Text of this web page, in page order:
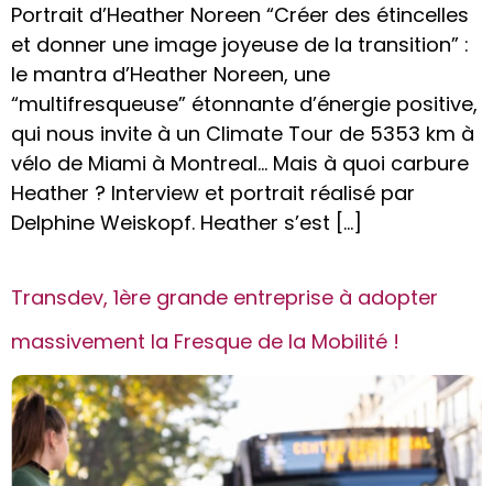
Portrait d’Heather Noreen “Créer des étincelles
et donner une image joyeuse de la transition” :
le mantra d’Heather Noreen, une
“multifresqueuse” étonnante d’énergie positive,
qui nous invite à un Climate Tour de 5353 km à
vélo de Miami à Montreal… Mais à quoi carbure
Heather ? Interview et portrait réalisé par
Delphine Weiskopf. Heather s’est […]
Transdev, 1ère grande entreprise à adopter
massivement la Fresque de la Mobilité !